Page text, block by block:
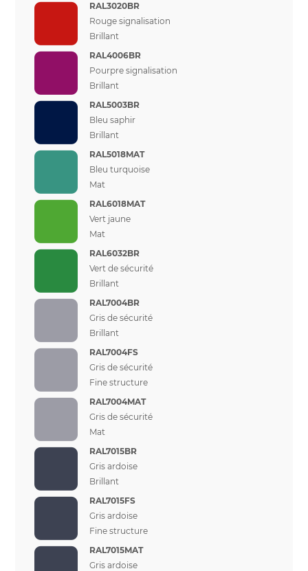
RAL3020BR
Rouge signalisation
Brillant
RAL4006BR
Pourpre signalisation
Brillant
RAL5003BR
Bleu saphir
Brillant
RAL5018MAT
Bleu turquoise
Mat
RAL6018MAT
Vert jaune
Mat
RAL6032BR
Vert de sécurité
Brillant
RAL7004BR
Gris de sécurité
Brillant
RAL7004FS
Gris de sécurité
Fine structure
RAL7004MAT
Gris de sécurité
Mat
RAL7015BR
Gris ardoise
Brillant
RAL7015FS
Gris ardoise
Fine structure
RAL7015MAT
Gris ardoise